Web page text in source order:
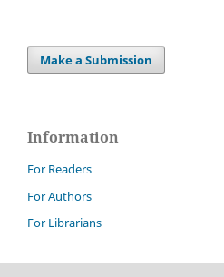
Make a Submission
Information
For Readers
For Authors
For Librarians